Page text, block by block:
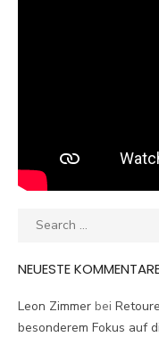
Search
NEUESTE
Leon Zimmer bei
besonderem Fokus auf